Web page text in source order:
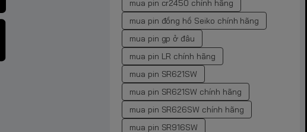
mua pin cr2450 chính hãng
mua pin đồng hồ Seiko chính hãng
mua pin gp ở đâu
mua pin LR chính hãng
mua pin SR621SW
mua pin SR621SW chính hãng
mua pin SR626SW chính hãng
mua pin SR916SW